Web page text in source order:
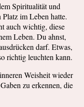
Spiritualität und
im Leben hatte.
auch wichtig, diese
Leben. Du ahnst,
darf. Etwas,
richtig leuchten kann.
Weisheit wieder
zu erkennen, die